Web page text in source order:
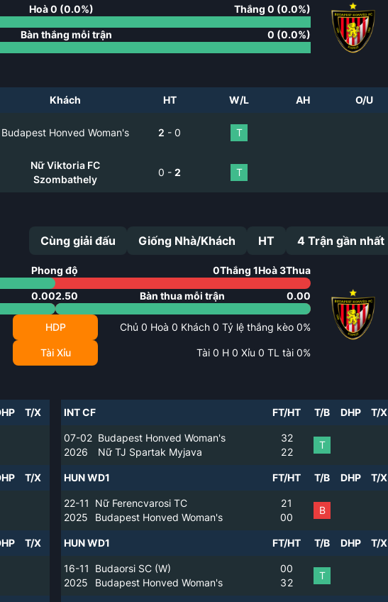
Hoà 0 (0.0%) Thắng 0 (0.0%)
Bàn thắng mỗi trận 0 (0.0%)
Khách HT W/L AH O/U
Budapest Honved Woman's 2 - 0 T
Nữ Viktoria FC
Szombathely
0 - 2 T
Cùng giải đấu Giống Nhà/Khách HT 4 Trận gần nhất
Phong độ 0Thắng 1Hoà3Thua
0.002.50 Bàn thua mỗi trận 0.00
HDP Chủ 0 Hoà 0 Khách 0 Tỷ lệ thắng kèo 0%
Tài Xỉu Tài 0 H 0 Xỉu 0 TL tài 0%
T/X
T/X
T/X
INT CF FT/HT T/B DHP T/X
07-02
2026
Budapest Honved Woman's
Nữ TJ Spartak Myjava
3
2
2
2
T
HUN WD1 FT/HT T/B DHP T/X
22-11
2025
Nữ Ferencvarosi TC
Budapest Honved Woman's
2
0
1
0
B
HUN WD1 FT/HT T/B DHP T/X
16-11
2025
Budaorsi SC (W)
Budapest Honved Woman's
0
3
0
2
T